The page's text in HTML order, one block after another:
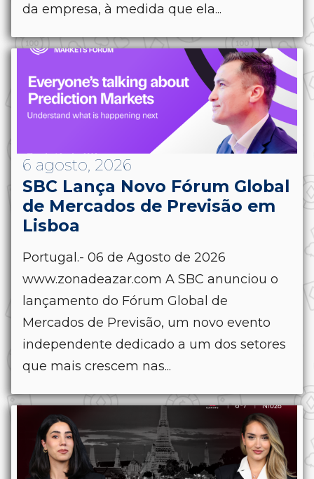
da empresa, à medida que ela...
6 agosto, 2026
SBC Lança Novo Fórum Global
de Mercados de Previsão em
Lisboa
Portugal.- 06 de Agosto de 2026
www.zonadeazar.com A SBC anunciou o
lançamento do Fórum Global de
Mercados de Previsão, um novo evento
independente dedicado a um dos setores
que mais crescem nas...